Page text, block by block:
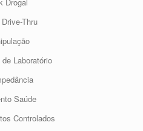
Thru
Laboratório
Saúde
Controlados